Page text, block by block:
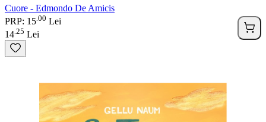
Cuore - Edmondo De Amicis
PRP: 15 00 Lei
14 25 Lei